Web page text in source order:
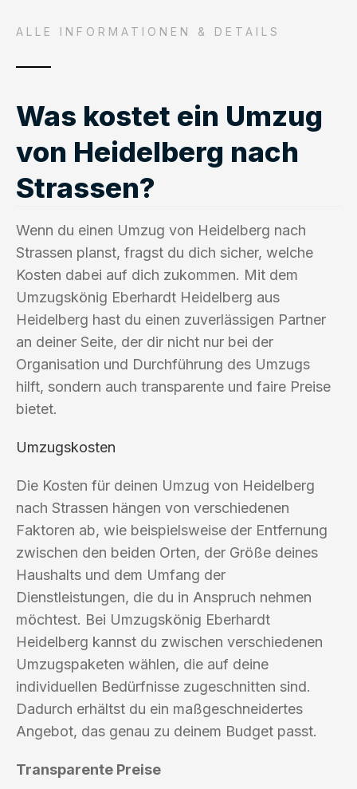
ALLE INFORMATIONEN & DETAILS
Was kostet ein Umzug
von Heidelberg nach
Strassen?
Wenn du einen Umzug von Heidelberg nach
Strassen planst, fragst du dich sicher, welche
Kosten dabei auf dich zukommen. Mit dem
Umzugskönig Eberhardt Heidelberg aus
Heidelberg hast du einen zuverlässigen Partner
an deiner Seite, der dir nicht nur bei der
Organisation und Durchführung des Umzugs
hilft, sondern auch transparente und faire Preise
bietet.
Umzugskosten
Die Kosten für deinen Umzug von Heidelberg
nach Strassen hängen von verschiedenen
Faktoren ab, wie beispielsweise der Entfernung
zwischen den beiden Orten, der Größe deines
Haushalts und dem Umfang der
Dienstleistungen, die du in Anspruch nehmen
möchtest. Bei Umzugskönig Eberhardt
Heidelberg kannst du zwischen verschiedenen
Umzugspaketen wählen, die auf deine
individuellen Bedürfnisse zugeschnitten sind.
Dadurch erhältst du ein maßgeschneidertes
Angebot, das genau zu deinem Budget passt.
Transparente Preise